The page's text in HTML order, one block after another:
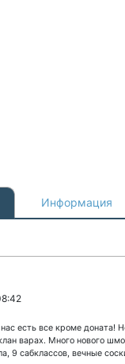
Информация
есть все кроме доната!
варах. Много нового
9 сабклассов, вечные